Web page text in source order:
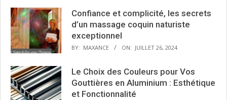
Confiance et complicité, les secrets
d’un massage coquin naturiste
exceptionnel
BY: MAXANCE ON: JUILLET 26, 2024
Le Choix des Couleurs pour Vos
Gouttières en Aluminium : Esthétique
et Fonctionnalité